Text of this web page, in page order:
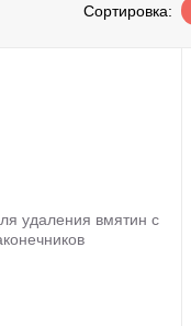
Сортировка: